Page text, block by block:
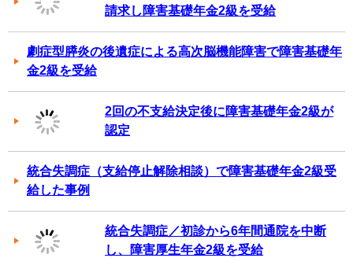
請求し障害基礎年金2級を受給
劇症型膵炎の後遺症による高次脳機能障害で障害基礎年
金2級を受給
2回の不支給決定後に障害基礎年金2級が
認定
統合失調症（支給停止解除相談）で障害基礎年金2級受
給した事例
統合失調症／初診から6年間通院を中断
し、障害厚生年金2級を受給